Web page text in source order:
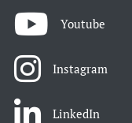
Youtube
Instagram
LinkedIn